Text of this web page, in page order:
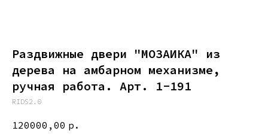
Раздвижные двери "МОЗАИКА" из
дерева на амбарном механизме,
ручная работа. Арт. 1-191
RIDS2.0
120000,00 р.